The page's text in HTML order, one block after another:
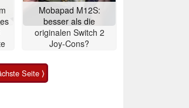
Mobapad M12S:
besser als die
originalen Switch 2
Joy-Cons?
Seite ⟩